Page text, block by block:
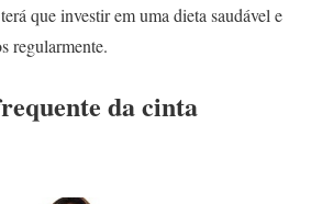
que investir em uma dieta saudável e
regularmente.
da cinta